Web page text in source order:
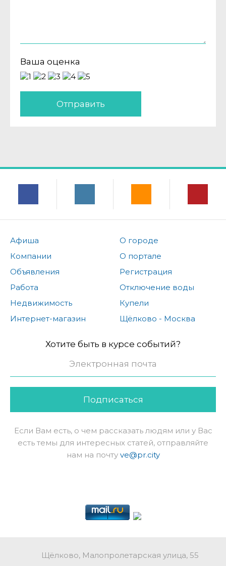
Ваша оценка
Отправить
Афиша
Компании
Объявления
Работа
Недвижимость
Интернет-магазин
О городе
О портале
Регистрация
Отключение воды
Купели
Щёлково - Москва
Хотите быть в курсе событий?
Подписаться
Если Вам есть, о чем рассказать людям или у Вас
есть темы для интересных статей, отправляйте
нам на почту ve@pr.city
Щёлково, Малопролетарская улица, 55